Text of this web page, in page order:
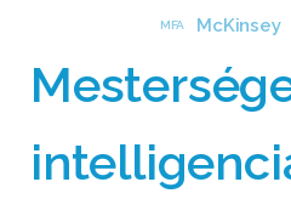
MFA McKinsey